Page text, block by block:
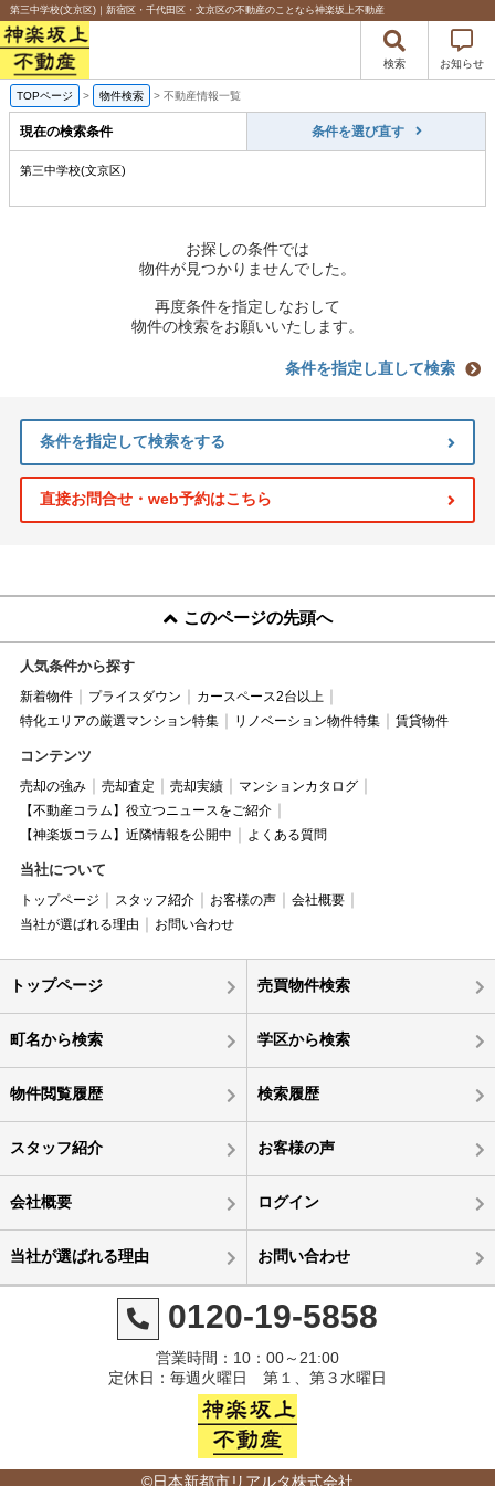
第三中学校(文京区)｜新宿区・千代田区・文京区の不動産のことなら神楽坂上不動産
検索 お知らせ
TOPページ > 物件検索 > 不動産情報一覧
現在の検索条件 条件を選び直す
第三中学校(文京区)
お探しの条件では
物件が見つかりませんでした。
再度条件を指定しなおして
物件の検索をお願いいたします。
条件を指定し直して検索
条件を指定して検索をする
直接お問合せ・web予約はこちら
このページの先頭へ
人気条件から探す
新着物件 プライスダウン
カースペース2台以上
特化エリアの厳選マンション特集
リノベーション物件特集 賃貸物件
コンテンツ
売却の強み 売却査定 売却実績
マンションカタログ
【不動産コラム】役立つニュースをご紹介
【神楽坂コラム】近隣情報を公開中
よくある質問
当社について
トップページ スタッフ紹介 お客様の声
会社概要
当社が選ばれる理由
お問い合わせ
トップページ 売買物件検索
町名から検索 学区から検索
物件閲覧履歴 検索履歴
スタッフ紹介 お客様の声
会社概要 ログイン
当社が選ばれる理由 お問い合わせ
0120-19-5858
営業時間：10：00～21:00
定休日：毎週火曜日 第１、第３水曜日
©日本新都市リアルタ株式会社